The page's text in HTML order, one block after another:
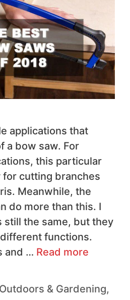
applications that
a bow saw. For
this particular
cutting branches
Meanwhile, the
do more than this. I
still the same, but they
functions.
and … Read more
Outdoors & Gardening,